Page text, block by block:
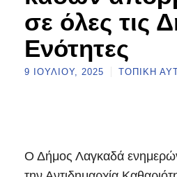
σε όλες τις
Ενότητες
9 ΙΟΥΛΊΟΥ, 2025 ΤΟΠΙΚΉ
Ο Δήμος Λαγκαδά